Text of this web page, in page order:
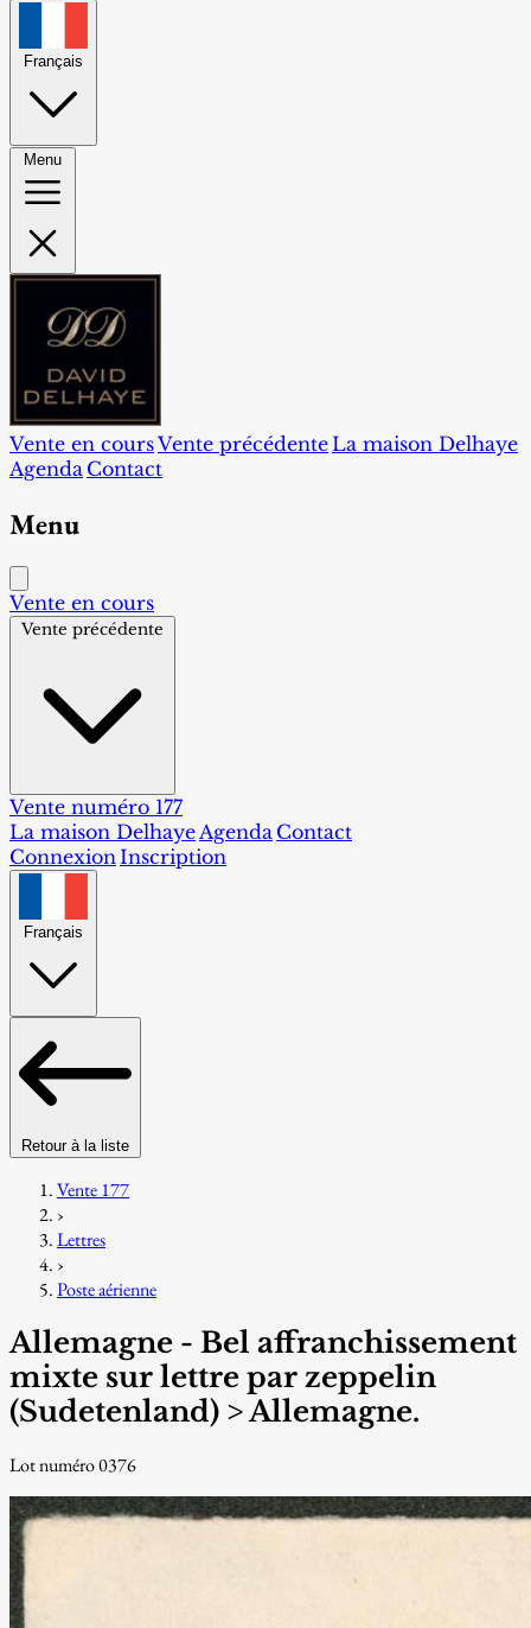
Français
Menu
Vente en coursVente précédente La maison Delhaye
Agenda Contact
Menu
Vente en cours
Vente précédente
Vente numéro 177
La maison DelhayeAgenda Contact
ConnexionInscription
Français
Retour à la liste
Vente 177
›
Lettres
›
Poste aérienne
Allemagne - Bel affranchissement
mixte sur lettre par zeppelin
(Sudetenland) > Allemagne.
Lot numéro 0376